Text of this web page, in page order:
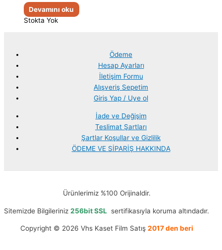
Devamını oku
Stokta Yok
Ödeme
Hesap Ayarları
İletişim Formu
Alışveriş Sepetim
Giriş Yap / Uye ol
İade ve Değişim
Teslimat Şartları
Şartlar Koşullar ve Gizlilik
ÖDEME VE SİPARİŞ HAKKINDA
Ürünlerimiz %100 Orijinaldir.
Sitemizde Bilgileriniz 256bit SSL sertifikasıyla koruma altındadır.
Copyright © 2026 Vhs Kaset Film Satış 2017 den beri